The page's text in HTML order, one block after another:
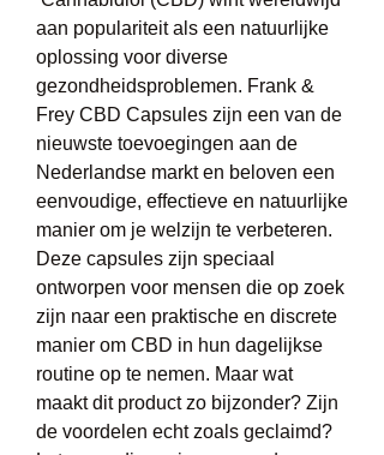
aan populariteit als een natuurlijke
oplossing voor diverse
gezondheidsproblemen. Frank &
Frey CBD Capsules zijn een van de
nieuwste toevoegingen aan de
Nederlandse markt en beloven een
eenvoudige, effectieve en natuurlijke
manier om je welzijn te verbeteren.
Deze capsules zijn speciaal
ontworpen voor mensen die op zoek
zijn naar een praktische en discrete
manier om CBD in hun dagelijkse
routine op te nemen. Maar wat
maakt dit product zo bijzonder? Zijn
de voordelen echt zoals geclaimd?